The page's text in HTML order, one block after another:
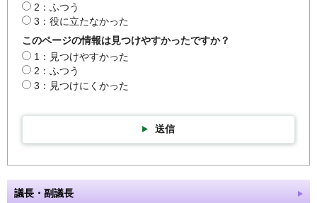
2：ふつう
3：役に立たなかった
このページの情報は見つけやすかったですか？
1：見つけやすかった
2：ふつう
3：見つけにくかった
送信
議長・副議長